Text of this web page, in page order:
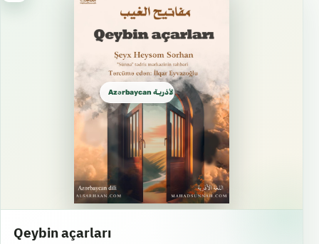
Azərbaycan الأذريـة Azeri
Qeybin açarları